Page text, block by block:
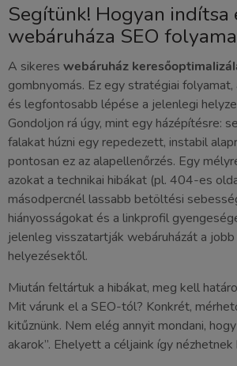
Segítünk! Hogyan indítsa
webáruháza SEO
A sikeres webáruház
gombnyomás. Ez egy stratégiai
és legfontosabb lépése a jelenlegi
Gondoljon rá úgy, mint egy házépítésre:
falakat húzni egy repedezett, instabil
pontosan ez az alapellenőrzés. Egy
azokat a technikai hibákat (pl. 404-es
másodpercnél lassabb betöltési
hiányosságokat és a linkprofil
jelenleg visszatartják webáruházát a
helyezésektől.
Miután feltártuk a hibákat, meg kell
Mit várunk el a SEO-tól? Konkrét,
kitűznünk. Nem elég annyit mondani,
akarok”. Ehelyett a céljaink így nézhetnek